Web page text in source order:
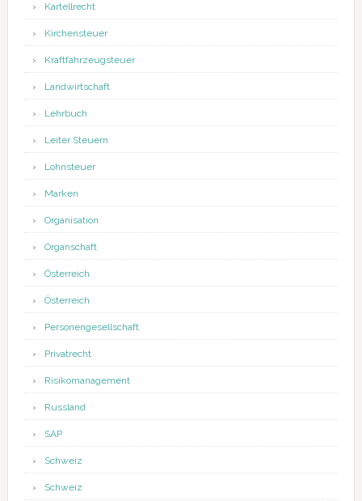
Kartellrecht
Kirchensteuer
Kraftfahrzeugsteuer
Landwirtschaft
Lehrbuch
Leiter Steuern
Lohnsteuer
Marken
Organisation
Organschaft
Österreich
Österreich
Personengesellschaft
Privatrecht
Risikomanagement
Russland
SAP
Schweiz
Schweiz